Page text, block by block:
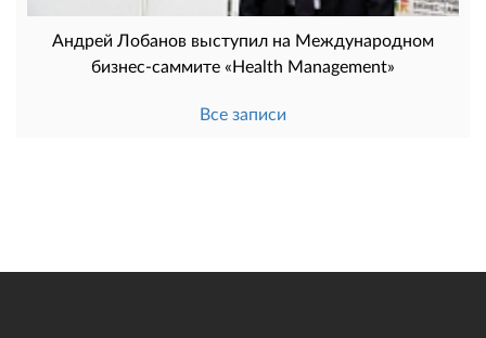
Андрей Лобанов выступил на Международном
бизнес-саммите «Health Management»
Все записи